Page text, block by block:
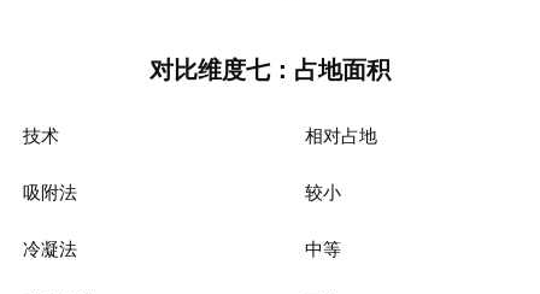
对比维度七：占地面积
技术 相对占地
吸附法 较小
冷凝法 中等